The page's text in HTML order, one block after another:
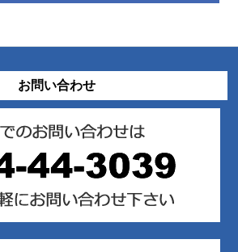
お問い合わせ